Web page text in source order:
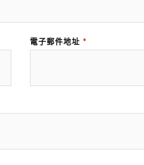
電子郵件地址 *